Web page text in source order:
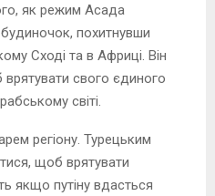
як режим Асада
похитнувши
Сході та в Африці. Він
врятувати свого єдиного
світі.
регіону. Турецьким
щоб врятувати
якщо путіну вдасться